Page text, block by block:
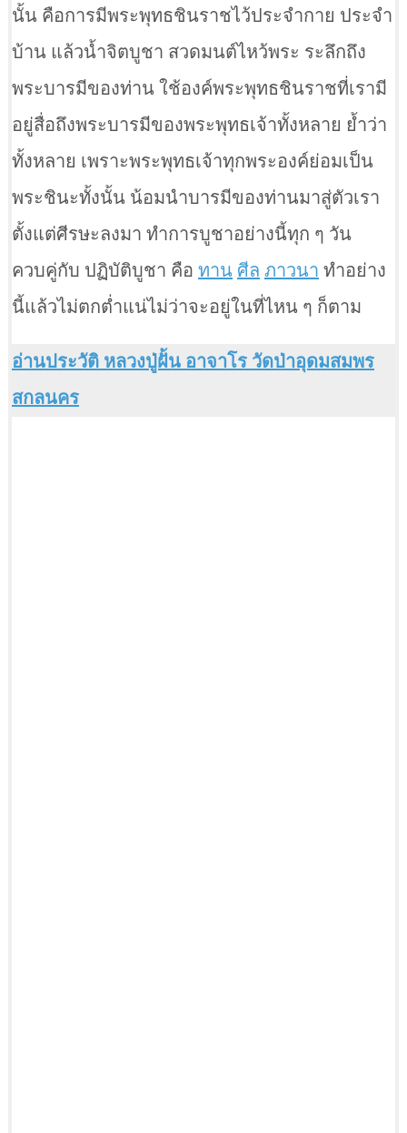
นั้น คือการมีพระพุทธชินราชไว้ประจำกาย ประจำ
บ้าน แล้วน้ำจิตบูชา สวดมนต์ไหว้พระ ระลึกถึง
พระบารมีของท่าน ใช้องค์พระพุทธชินราชที่เรามี
อยู่สื่อถึงพระบารมีของพระพุทธเจ้าทั้งหลาย ย้ำว่า
ทั้งหลาย เพราะพระพุทธเจ้าทุกพระองค์ย่อมเป็น
พระชินะทั้งนั้น น้อมนำบารมีของท่านมาสู่ตัวเรา
ตั้งแต่ศีรษะลงมา ทำการบูชาอย่างนี้ทุก ๆ วัน
ควบคู่กับ ปฏิบัติบูชา คือ ทาน ศีล ภาวนา ทำอย่าง
นี้แล้วไม่ตกต่ำแน่ไม่ว่าจะอยู่ในที่ไหน ๆ ก็ตาม
อ่านประวัติ หลวงปู่ฝั้น อาจาโร วัดป่าอุดมสมพร
สกลนคร